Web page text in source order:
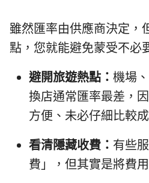
雖然匯率由供應商決定，
點，您就能避免蒙受不必
避開旅遊熱點： 機場
換店通常匯率最差，
方便、未必仔細比較
看清隱藏收費： 有些
費」，但其實是將費